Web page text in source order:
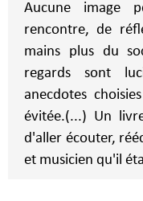
Aucune image
rencontre, de
mains plus du
regards sont
anecdotes
évitée.(...) Un livre qui donne plus que tout l'envie
d'aller écouter,
et musicien qu'il